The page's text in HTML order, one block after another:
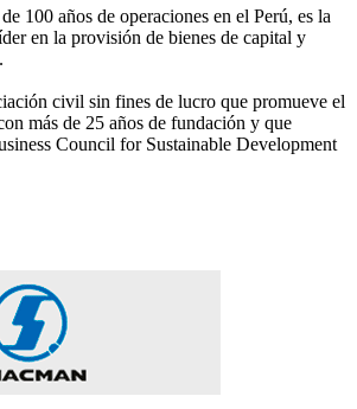
100 años de operaciones en el Perú, es la
en la provisión de bienes de capital y
civil sin fines de lucro que promueve el
más de 25 años de fundación y que
Council for Sustainable Development